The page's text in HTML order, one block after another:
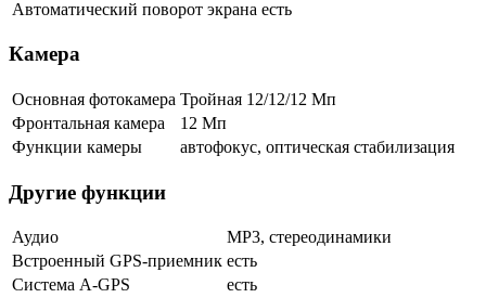
Автоматический поворот экрана есть
Камера
Основная фотокамера Тройная 12/12/12 Мп
Фронтальная камера
12 Мп
Функции камеры
автофокус, оптическая стабилизация
Другие функции
Аудио
MP3, стереодинамики
Встроенный GPS-приемник есть
Cистема A-GPS
есть